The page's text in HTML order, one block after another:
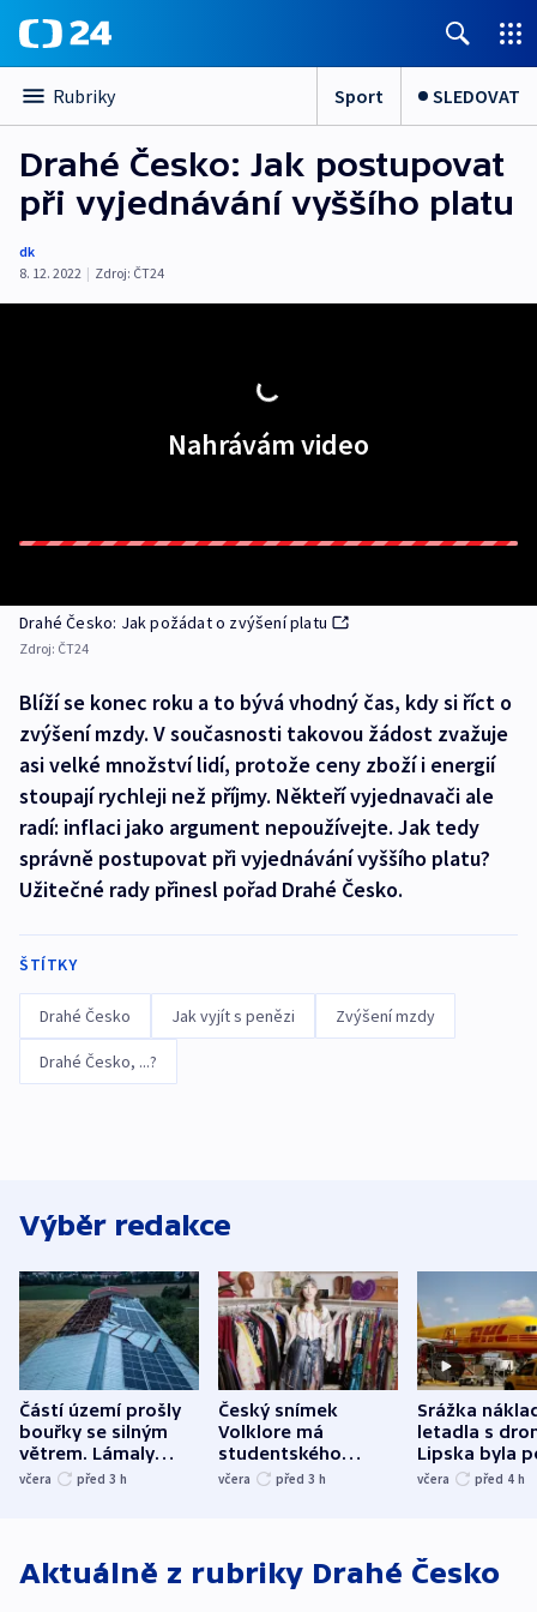
Rubriky Sport SLEDOVAT
Drahé Česko: Jak postupovat
při vyjednávání vyššího platu
dk
8. 12. 2022 | Zdroj: ČT24
Nahrávám video
Drahé Česko: Jak požádat o zvýšení platu
Zdroj: ČT24
Blíží se konec roku a to bývá vhodný čas, kdy si říct o
zvýšení mzdy. V současnosti takovou žádost zvažuje
asi velké množství lidí, protože ceny zboží i energií
stoupají rychleji než příjmy. Někteří vyjednavači ale
radí: inflaci jako argument nepoužívejte. Jak tedy
správně postupovat při vyjednávání vyššího platu?
Užitečné rady přinesl pořad Drahé Česko.
ŠTÍTKY
Drahé Česko Jak vyjít s penězi Zvýšení mzdy
Drahé Česko, ...?
Výběr redakce
Částí území prošly
bouřky se silným
větrem. Lámaly
stromy a poničily
včera před 3 h
Český snímek
Volklore má
studentského
Oscara, zabojuje o
včera před 3 h
Srážka
letadla s
Lipska byla
německého
včera před 4 h
Aktuálně z rubriky Drahé Česko